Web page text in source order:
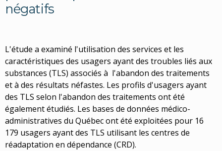
négatifs
L'étude a examiné l'utilisation des services et les
caractéristiques des usagers ayant des troubles liés aux
substances (TLS) associés à l'abandon des traitements
et à des résultats néfastes. Les profils d'usagers ayant
des TLS selon l'abandon des traitements ont été
également étudiés. Les bases de données médico-
administratives du Québec ont été exploitées pour 16
179 usagers ayant des TLS utilisant les centres de
réadaptation en dépendance (CRD).